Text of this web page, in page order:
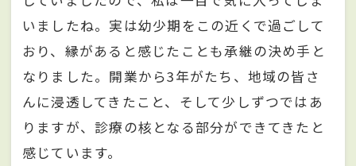
いましたね。実は幼少期をこの近くで過ごして
おり、縁があると感じたことも承継の決め手と
なりました。開業から3年がたち、地域の皆さ
んに浸透してきたこと、そして少しずつではあ
りますが、診療の核となる部分ができてきたと
感じています。